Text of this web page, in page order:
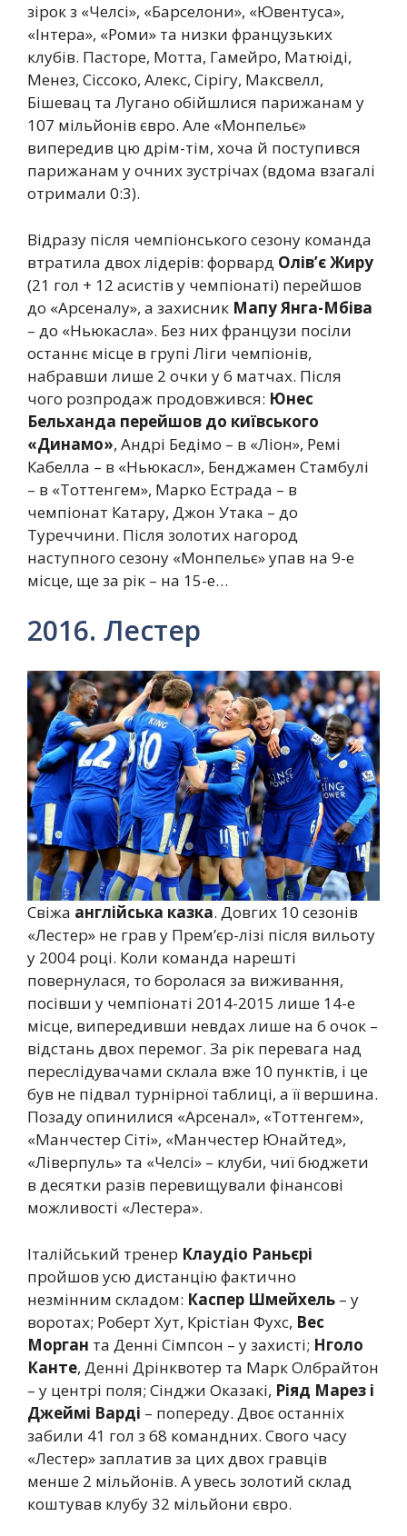
зірок з «Челсі», «Барселони», «Ювентуса»,
«Інтера», «Роми» та низки французьких
клубів. Пасторе, Мотта, Гамейро, Матюіді,
Менез, Сіссоко, Алекс, Сірігу, Максвелл,
Бішевац та Лугано обійшлися парижанам у
107 мільйонів євро. Але «Монпельє»
випередив цю дрім-тім, хоча й поступився
парижанам у очних зустрічах (вдома взагалі
отримали 0:3).
Відразу після чемпіонського сезону команда
втратила двох лідерів: форвард Олів’є Жиру
(21 гол + 12 асистів у чемпіонаті) перейшов
до «Арсеналу», а захисник Мапу Янга-Мбіва
– до «Ньюкасла». Без них французи посіли
останнє місце в групі Ліги чемпіонів,
набравши лише 2 очки у 6 матчах. Після
чого розпродаж продовжився: Юнес
Бельханда перейшов до київського
«Динамо», Андрі Бедімо – в «Ліон», Ремі
Кабелла – в «Ньюкасл», Бенджамен Стамбулі
– в «Тоттенгем», Марко Естрада – в
чемпіонат Катару, Джон Утака – до
Туреччини. Після золотих нагород
наступного сезону «Монпельє» упав на 9-е
місце, ще за рік – на 15-е…
2016. Лестер
Свіжа англійська казка. Довгих 10 сезонів
«Лестер» не грав у Прем’єр-лізі після вильоту
у 2004 році. Коли команда нарешті
повернулася, то боролася за виживання,
посівши у чемпіонаті 2014-2015 лише 14-е
місце, випередивши невдах лише на 6 очок –
відстань двох перемог. За рік перевага над
переслідувачами склала вже 10 пунктів, і це
був не підвал турнірної таблиці, а її вершина.
Позаду опинилися «Арсенал», «Тоттенгем»,
«Манчестер Сіті», «Манчестер Юнайтед»,
«Ліверпуль» та «Челсі» – клуби, чиї бюджети
в десятки разів перевищували фінансові
можливості «Лестера».
Італійський тренер Клаудіо Раньєрі
пройшов усю дистанцію фактично
незмінним складом: Каспер Шмейхель – у
воротах; Роберт Хут, Крістіан Фухс, Вес
Морган та Денні Сімпсон – у захисті; Нголо
Канте, Денні Дрінквотер та Марк Олбрайтон
– у центрі поля; Сінджи Оказакі, Ріяд Марез і
Джеймі Варді – попереду. Двоє останніх
забили 41 гол з 68 командних. Свого часу
«Лестер» заплатив за цих двох гравців
менше 2 мільйонів. А увесь золотий склад
коштував клубу 32 мільйони євро.